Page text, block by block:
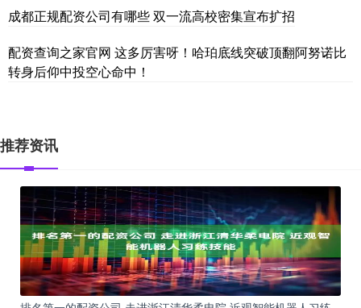
成都正规配资公司有哪些 双一流高校密集宣布扩招
配资查询之家官网 这多厉害呀！哈珀底线突破顶翻阿努诺比
转身后仰中投空心命中！
推荐资讯